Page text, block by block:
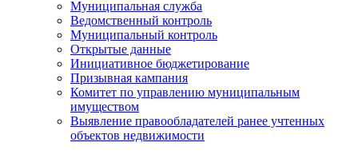
Муниципальная служба
Ведомственный контроль
Муниципальный контроль
Открытые данные
Инициативное бюджетирование
Призывная кампания
Комитет по управлению муниципальным
имуществом
Выявление правообладателей ранее учтенных
объектов недвижимости